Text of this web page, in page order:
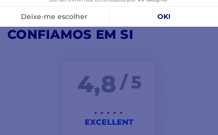
CONFIAMOS EM SI
4,8 / 5
EXCELLENT